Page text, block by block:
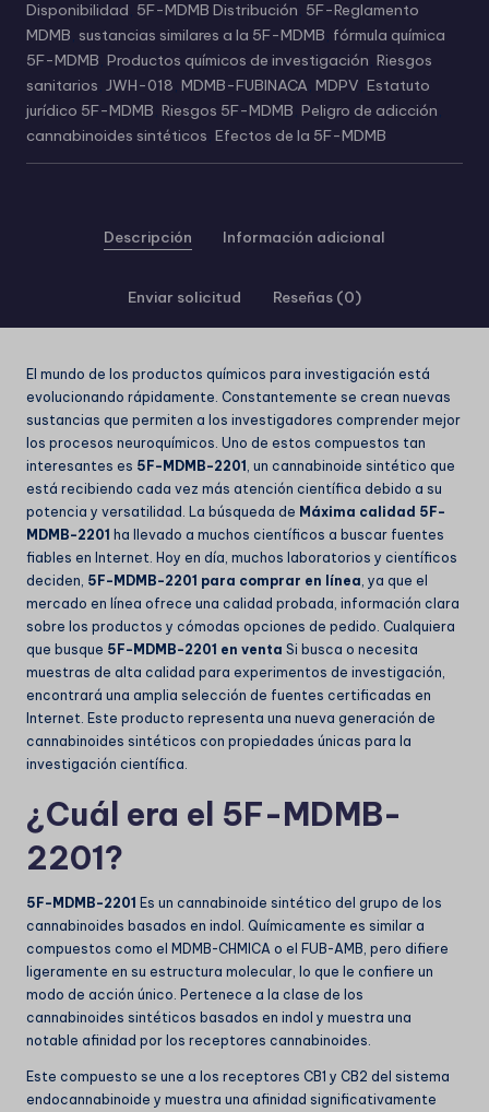
Disponibilidad 5F-MDMB Distribución 5F-Reglamento
MDMB sustancias similares a la 5F-MDMB fórmula química
5F-MDMB Productos químicos de investigación Riesgos
sanitarios JWH-018 MDMB-FUBINACA MDPV Estatuto
jurídico 5F-MDMB Riesgos 5F-MDMB Peligro de adicción
cannabinoides sintéticos Efectos de la 5F-MDMB
Descripción Información adicional
Enviar solicitud Reseñas (0)
El mundo de los productos químicos para investigación está
evolucionando rápidamente. Constantemente se crean nuevas
sustancias que permiten a los investigadores comprender mejor
los procesos neuroquímicos. Uno de estos compuestos tan
interesantes es 5F-MDMB-2201 , un cannabinoide sintético que
está recibiendo cada vez más atención científica debido a su
potencia y versatilidad. La búsqueda de Máxima calidad 5F-
MDMB-2201 ha llevado a muchos científicos a buscar fuentes
fiables en Internet. Hoy en día, muchos laboratorios y científicos
deciden, 5F-MDMB-2201 para comprar en línea, ya que el
mercado en línea ofrece una calidad probada, información clara
sobre los productos y cómodas opciones de pedido. Cualquiera
que busque 5F-MDMB-2201 en venta Si busca o necesita
muestras de alta calidad para experimentos de investigación,
encontrará una amplia selección de fuentes certificadas en
Internet. Este producto representa una nueva generación de
cannabinoides sintéticos con propiedades únicas para la
investigación científica.
¿Cuál era el 5F-MDMB-
2201?
5F-MDMB-2201 Es un cannabinoide sintético del grupo de los
cannabinoides basados en indol. Químicamente es similar a
compuestos como el MDMB-CHMICA o el FUB-AMB, pero difiere
ligeramente en su estructura molecular, lo que le confiere un
modo de acción único. Pertenece a la clase de los
cannabinoides sintéticos basados en indol y muestra una
notable afinidad por los receptores cannabinoides.
Este compuesto se une a los receptores CB1 y CB2 del sistema
endocannabinoide y muestra una afinidad significativamente